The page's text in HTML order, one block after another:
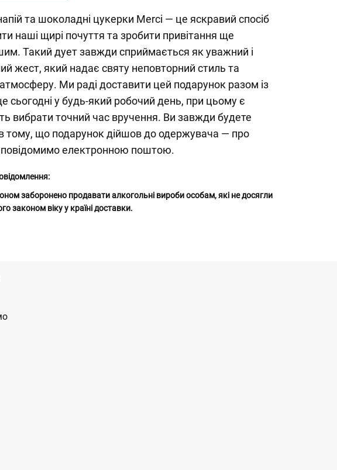
та шоколадні цукерки Merci — це яскравий спосіб
наші щирі почуття та зробити привітання ще
Такий дует завжди сприймається як уважний і
жест, який надає святу неповторний стиль та
Ми раді доставити цей подарунок разом із
сьогодні у будь-який робочий день, при цьому є
вибрати точний час вручення. Ви завжди будете
тому, що подарунок дійшов до одержувача — про
повідомимо електронною поштою.
заборонено продавати алкогольні вироби особам, які не досягли
законом віку у країні доставки.